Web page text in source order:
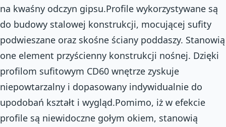
na kwaśny odczyn gipsu.Profile wykorzystywane są
do budowy stalowej konstrukcji, mocującej sufity
podwieszane oraz skośne ściany poddaszy. Stanowią
one element przyścienny konstrukcji nośnej. Dzięki
profilom sufitowym CD60 wnętrze zyskuje
niepowtarzalny i dopasowany indywidualnie do
upodobań kształt i wygląd.Pomimo, iż w efekcie
profile są niewidoczne gołym okiem, stanowią